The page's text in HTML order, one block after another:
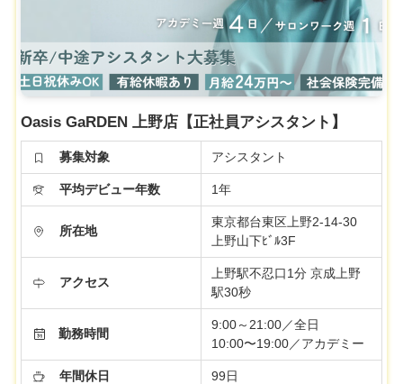
Oasis GaRDEN 上野店【正社員アシスタント】
募集対象 アシスタント
平均デビュー年数 1年
所在地
東京都台東区上野2-14-30
上野山下ﾋﾞﾙ3F
アクセス
上野駅不忍口1分 京成上野
駅30秒
勤務時間
9:00～21:00／全日
10:00〜19:00／アカデミー
年間休日 99日